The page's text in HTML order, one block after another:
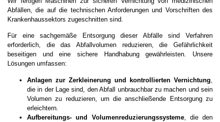
Abfällen, die auf die technischen Anforderungen und Vorschriften des
Krankenhaussektors zugeschnitten sind.
Für eine sachgemäße Entsorgung dieser Abfälle sind Verfahren
erforderlich, die das Abfallvolumen reduzieren, die Gefährlichkeit
beseitigen und eine sichere Handhabung gewährleisten. Unsere
Lösungen umfassen:
Anlagen zur Zerkleinerung und kontrollierten Vernichtung
die in der Lage sind, den Abfall unbrauchbar zu machen und sein
Volumen zu reduzieren, um die anschließende Entsorgung zu
erleichtern.
Aufbereitungs- und Volumenreduzierungssysteme, die den